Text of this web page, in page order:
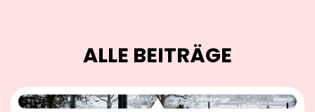
ALLE BEITRÄGE